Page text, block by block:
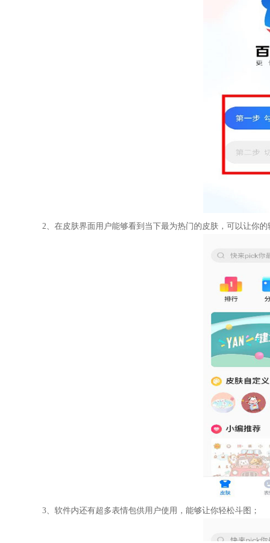
2、在皮肤界面用户能够看到当下最为热门的皮肤，可以让你的
3、软件内还有超多表情包供用户使用，能够让你轻松斗图；